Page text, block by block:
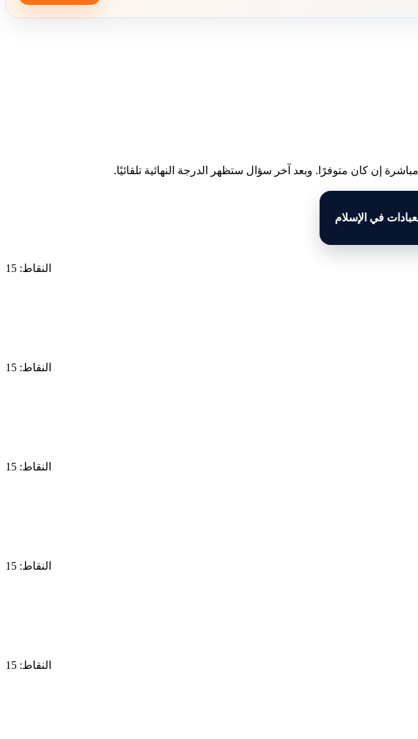
إن كان متوفرًا. وبعد آخر سؤال ستظهر الدرجة النهائية تلقائيًا.
في الإسلام
النقاط: 15
النقاط: 15
النقاط: 15
النقاط: 15
النقاط: 15